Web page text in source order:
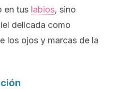
en tus labios, sino
delicada como
los ojos y marcas de la